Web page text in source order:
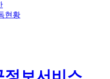
현황